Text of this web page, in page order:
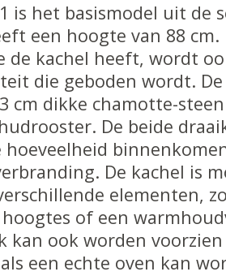
is het basismodel uit de
een hoogte van 88
de kachel heeft, wordt
die geboden wordt.
cm dikke chamotte-
De beide
hoeveelheid
De kachel is
elementen,
of een
kan ook worden
een echte oven kan